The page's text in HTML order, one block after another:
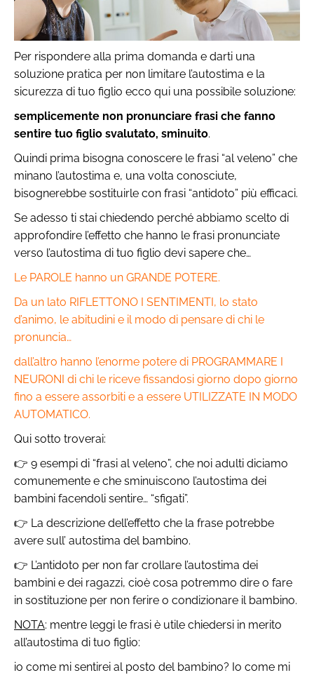
Per rispondere alla prima domanda e darti una
soluzione pratica per non limitare l’autostima e la
sicurezza di tuo figlio ecco qui una possibile soluzione:
semplicemente non pronunciare frasi che fanno
sentire tuo figlio svalutato, sminuito.
Quindi prima bisogna conoscere le frasi “al veleno” che
minano l’autostima e, una volta conosciute,
bisognerebbe sostituirle con frasi “antidoto” più efficaci.
Se adesso ti stai chiedendo perché abbiamo scelto di
approfondire l’effetto che hanno le frasi pronunciate
verso l’autostima di tuo figlio devi sapere che…
Le PAROLE hanno un GRANDE POTERE.
Da un lato RIFLETTONO I SENTIMENTI, lo stato
d’animo, le abitudini e il modo di pensare di chi le
pronuncia…
dall’altro hanno l’enorme potere di PROGRAMMARE I
NEURONI di chi le riceve fissandosi giorno dopo giorno
fino a essere assorbiti e a essere UTILIZZATE IN MODO
AUTOMATICO.
Qui sotto troverai:
👉 9 esempi di “frasi al veleno”, che noi adulti diciamo
comunemente e che sminuiscono l’autostima dei
bambini facendoli sentire… “sfigati”.
👉 La descrizione dell’effetto che la frase potrebbe
avere sull’ autostima del bambino.
👉 L’antidoto per non far crollare l’autostima dei
bambini e dei ragazzi, cioè cosa potremmo dire o fare
in sostituzione per non ferire o condizionare il bambino.
NOTA: mentre leggi le frasi è utile chiedersi in merito
all’autostima di tuo figlio:
io come mi sentirei al posto del bambino? Io come mi